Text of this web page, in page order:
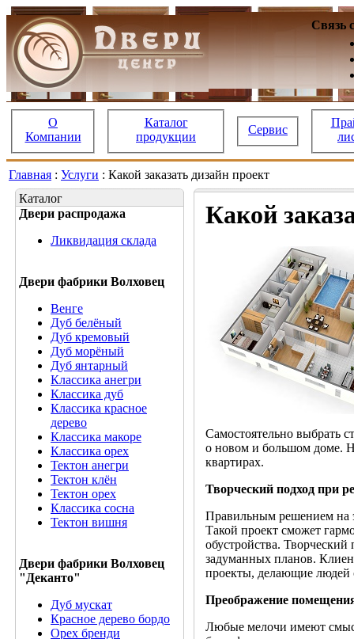
Связь
О
Компании
Каталог
продукции
Сервис
Главная : Услуги : Какой заказать дизайн проект
Каталог
Двери распродажа
Ликвидация склада
Двери фабрики Волховец
Венге
Дуб белёный
Дуб кремовый
Дуб морёный
Дуб янтарный
Классика анегри
Классика дуб
Классика красное
дерево
Классика макоре
Классика орех
Тектон анегри
Тектон клён
Тектон орех
Классика сосна
Тектон вишня
Двери фабрики Волховец
"Деканто"
Дуб мускат
Красное дерево бордо
Орех бренди
Какой
Самостоятельно выбрать
о новом и большом доме.
квартирах.
Творческий подход при
Правильным решением на
Такой проект сможет
обустройства.
задуманных планов.
проекты, делающие людей
Преображение
Любые мелочи имеют